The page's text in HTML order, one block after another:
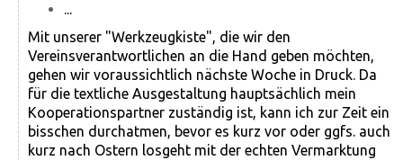
...
Mit unserer "Werkzeugkiste", die wir den
Vereinsverantwortlichen an die Hand geben möchten,
gehen wir voraussichtlich nächste Woche in Druck. Da
für die textliche Ausgestaltung hauptsächlich mein
Kooperationspartner zuständig ist, kann ich zur Zeit ein
bisschen durchatmen, bevor es kurz vor oder ggfs. auch
kurz nach Ostern losgeht mit der echten Vermarktung